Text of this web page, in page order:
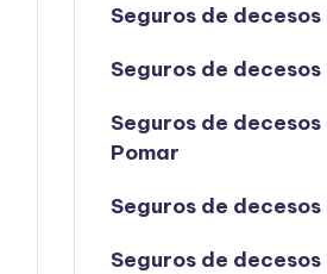
Seguros de
Seguros de
Seguros de decesos
Pomar
Seguros de decesos
Seguros de decesos